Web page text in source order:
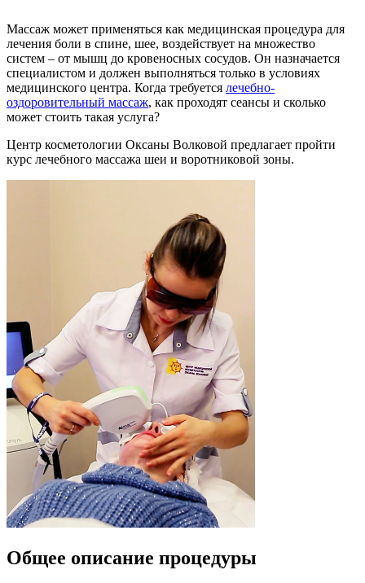
Массаж может применяться как медицинская процедура для
лечения боли в спине, шее, воздействует на множество
систем – от мышц до кровеносных сосудов. Он назначается
специалистом и должен выполняться только в условиях
медицинского центра. Когда требуется лечебно-
оздоровительный массаж, как проходят сеансы и сколько
может стоить такая услуга?
Центр косметологии Оксаны Волковой предлагает пройти
курс лечебного массажа шеи и воротниковой зоны.
Общее описание процедуры